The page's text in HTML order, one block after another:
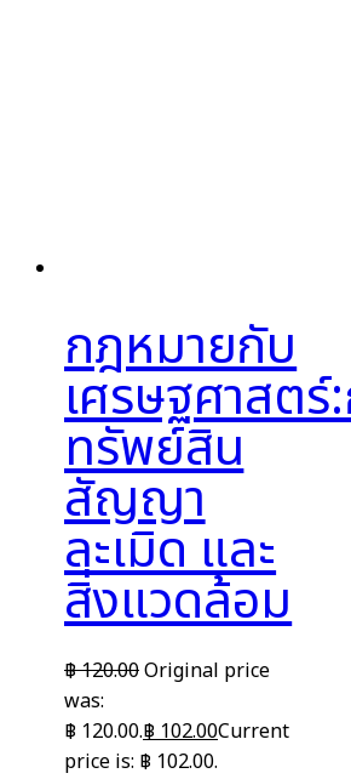
กฎหมายกับ
เศรษฐศาสต
ทรัพย์สิน
สัญญา
ละเมิด และ
สิ่งแวดล้อม
฿120.00Original price
was:
฿ 120.00.฿102.00Current
price is: ฿ 102.00.